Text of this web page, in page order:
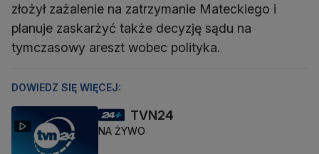
złożył zażalenie na zatrzymanie Mateckiego i
planuje zaskarżyć także decyzję sądu na
tymczasowy areszt wobec polityka.
DOWIEDZ SIĘ WIĘCEJ:
TVN24
NA ŻYWO